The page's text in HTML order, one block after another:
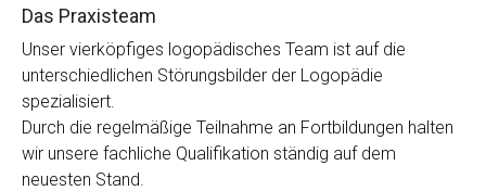
Das Praxisteam
Unser vierköpfiges logopädisches Team ist auf die
unterschiedlichen Störungsbilder der Logopädie
spezialisiert.
Durch die regelmäßige Teilnahme an Fortbildungen halten
wir unsere fachliche Qualifikation ständig auf dem
neuesten Stand.